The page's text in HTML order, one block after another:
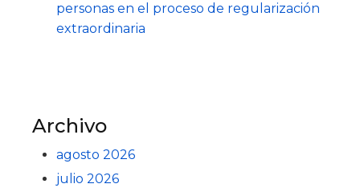
personas en el proceso de regularización
extraordinaria
Archivo
agosto 2026
julio 2026